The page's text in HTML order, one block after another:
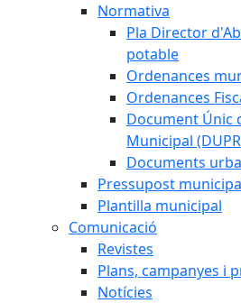
Normativa
Pla Director
potable
Ordenances
Ordenances
Document Únic
Municipal
Documents
Pressupost
Plantilla municipal
Comunicació
Revistes
Plans, campanyes i
Notícies